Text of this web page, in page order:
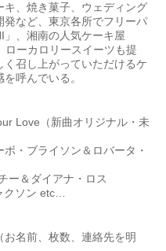
、焼き菓子、ウェディング
など、東京各所でフリーパ
」、湘南の人気ケーキ屋
ローカロリースイーツも提
召し上がっていただけるケ
呼んでいる。
Love（新曲オリジナル・未
・ブライソン＆ロバータ・
ー＆ダイアナ・ロス
クソン etc…
お名前、枚数、連絡先を明